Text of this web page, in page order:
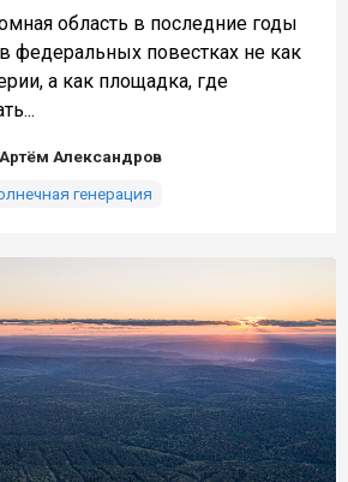
область в последние годы
федеральных повестках не как
а как площадка, где
Артём Александров
генерация